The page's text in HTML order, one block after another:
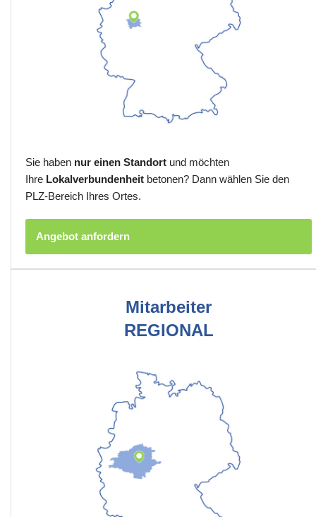
Sie haben nur einen Standort und möchten
Ihre Lokalverbundenheit betonen? Dann wählen Sie den
PLZ-Bereich Ihres Ortes.
Angebot anfordern
Mitarbeiter
REGIONAL